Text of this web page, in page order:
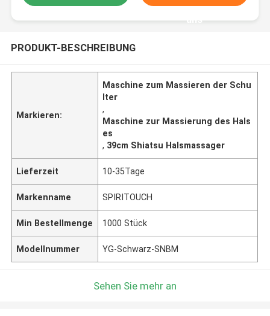
uns
PRODUKT-BESCHREIBUNG
Markieren:
Maschine zum Massieren der Schu
lter
,
Maschine zur Massierung des Hals
es
, 39cm Shiatsu Halsmassager
Lieferzeit 10-35Tage
Markenname SPIRITOUCH
Min Bestellmenge 1000 Stück
Modellnummer YG-Schwarz-SNBM
Sehen Sie mehr an